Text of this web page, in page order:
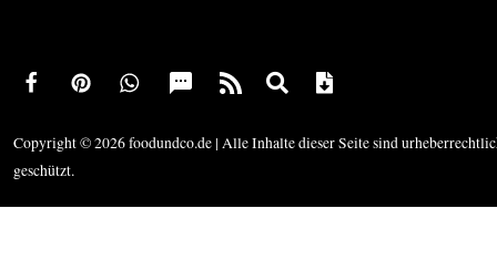
Copyright © 2026 foodundco.de | Alle Inhalte dieser Seite sind
geschützt.